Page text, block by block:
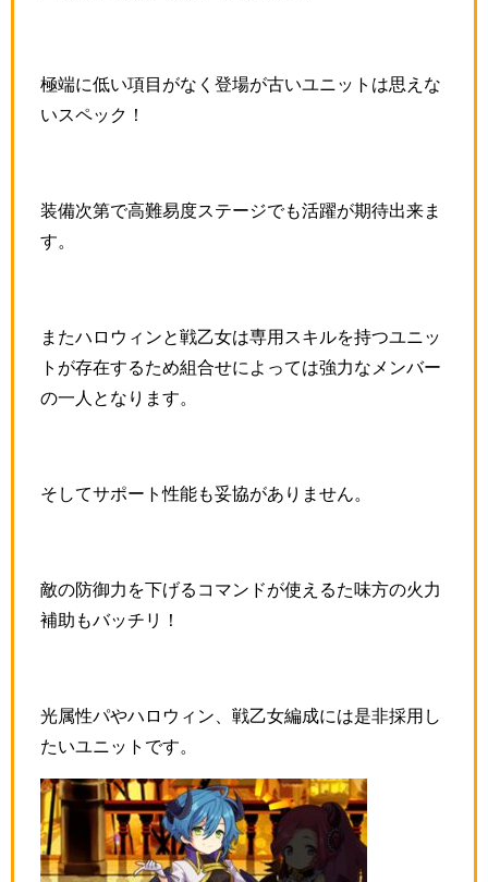
極端に低い項目がなく登場が古いユニットは思えな
いスペック！
装備次第で高難易度ステージでも活躍が期待出来ま
す。
またハロウィンと戦乙女は専用スキルを持つユニッ
トが存在するため組合せによっては強力なメンバー
の一人となります。
そしてサポート性能も妥協がありません。
敵の防御力を下げるコマンドが使えるた味方の火力
補助もバッチリ！
光属性パやハロウィン、戦乙女編成には是非採用し
たいユニットです。